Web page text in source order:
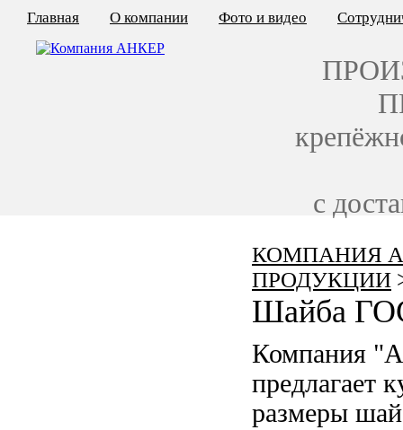
КОМПАНИЯ
ПРОДУКЦИИ
Шайба
Компания
предлагает
размеры
Главная О компании Фото и видео
с